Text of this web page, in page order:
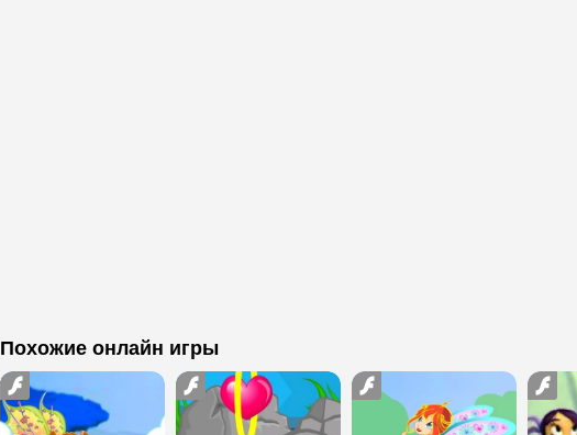
Похожие онлайн игры